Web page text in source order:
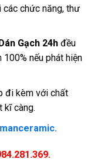
chức năng, thư
Gạch 24hđều
nếu phát hiện
đi kèm với chất
kĩ càng.